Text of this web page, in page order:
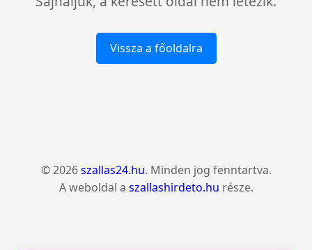
Vissza a főoldalra
© 2026szallas24.hu. Minden jog fenntartva.
A weboldal a szallashirdeto.hu része.